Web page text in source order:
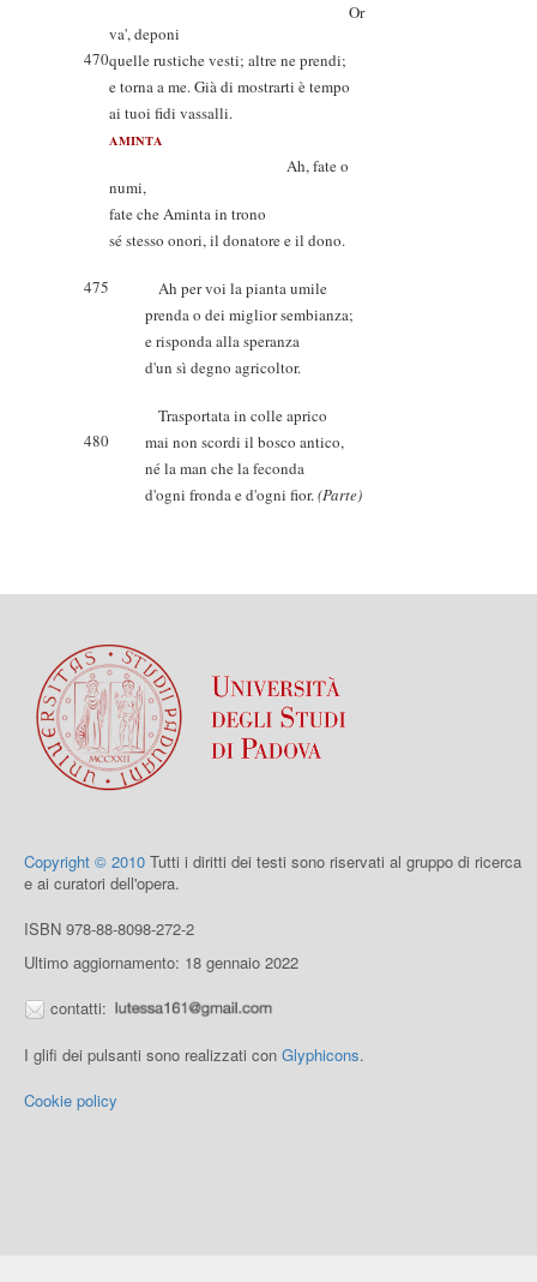
Or
va', deponi
470quelle rustiche vesti; altre ne prendi;
e torna a me. Già di mostrarti è tempo
ai tuoi fidi vassalli.
AMINTA
Ah, fate o
numi,
fate che Aminta in trono
sé stesso onori, il donatore e il dono.
475
Ah per voi la pianta umile
prenda o dei miglior sembianza;
e risponda alla speranza
d'un sì degno agricoltor.
Trasportata in colle aprico
480
mai non scordi il bosco antico,
né la man che la feconda
d'ogni fronda e d'ogni fior.(Parte)
Copyright © 2010 Tutti i diritti dei testi sono riservati al gruppo di ricerca
e ai curatori dell'opera.
ISBN 978-88-8098-272-2
Ultimo aggiornamento: 18 gennaio 2022
contatti:
I glifi dei pulsanti sono realizzati con Glyphicons.
Cookie policy